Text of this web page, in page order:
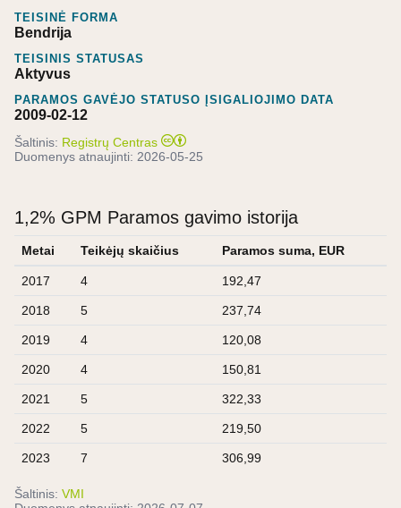
TEISINĖ FORMA
Bendrija
TEISINIS STATUSAS
Aktyvus
PARAMOS GAVĖJO STATUSO ĮSIGALIOJIMO DATA
2009-02-12
Šaltinis: Registrų Centras
Duomenys atnaujinti: 2026-05-25
1,2% GPM Paramos gavimo istorija
Metai Teikėjų skaičius Paramos suma, EUR
2017 4 192,47
2018 5 237,74
2019 4 120,08
2020 4 150,81
2021 5 322,33
2022 5 219,50
2023 7 306,99
Šaltinis: VMI